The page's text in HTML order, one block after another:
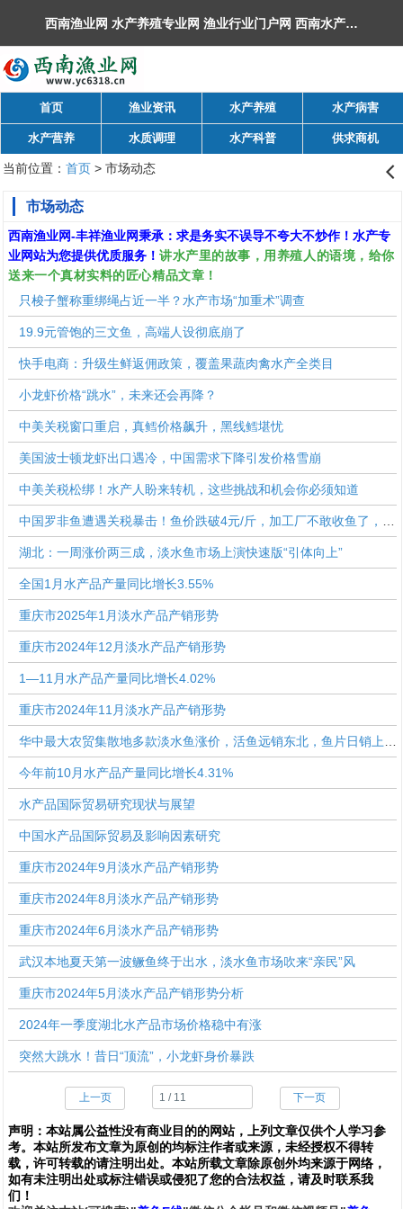
西南渔业网 水产养殖专业网 渔业行业门户网 ​西南水产网 丰祥渔业网 永川水花网，欢迎光临！
首页 渔业资讯 水产养殖 水产病害
水产营养 水质调理 水产科普 供求商机
当前位置： 首页> 市场动态 󰊒
市场动态
西南渔业网-丰祥渔业网秉承：求是务实不误导不夸大不炒作！水产专
业网站为您提供优质服务！ 讲水产里的故事，用养殖人的语境，给你
送来一个真材实料的匠心精品文章！
只梭子蟹称重绑绳占近一半？水产市场“加重术”调查
19.9元管饱的三文鱼，高端人设彻底崩了
快手电商：升级生鲜返佣政策，覆盖果蔬肉禽水产全类目
小龙虾价格“跳水”，未来还会再降？
中美关税窗口重启，真鳕价格飙升，黑线鳕堪忧
美国波士顿龙虾出口遇冷，中国需求下降引发价格雪崩
中美关税松绑！水产人盼来转机，这些挑战和机会你必须知道
湖北：一周涨价两三成，淡水鱼市场上演快速版“引体向上”
全国1月水产品产量同比增长3.55%
重庆市2025年1月淡水产品产销形势
重庆市2024年12月淡水产品产销形势
1—11月水产品产量同比增长4.02%
重庆市2024年11月淡水产品产销形势
今年前10月水产品产量同比增长4.31%
水产品国际贸易研究现状与展望
中国水产品国际贸易及影响因素研究
重庆市2024年9月淡水产品产销形势
重庆市2024年8月淡水产品产销形势
重庆市2024年6月淡水产品产销形势
武汉本地夏天第一波鳜鱼终于出水，淡水鱼市场吹来“亲民”风
重庆市2024年5月淡水产品产销形势分析
2024年一季度湖北水产品市场价格稳中有涨
突然大跳水！昔日“顶流”，小龙虾身价暴跌
上一页 下一页
声明： 本站属公益性没有商业目的的网站，上列文章仅供个人学习参
考。本站所发布文章为原创的均标注作者或来源，未经授权不得转
载，许可转载的请注明出处。本站所载文章除原创外均来源于网络，
如有未注明出处或标注错误或侵犯了您的合法权益，请及时联系我
们 ！